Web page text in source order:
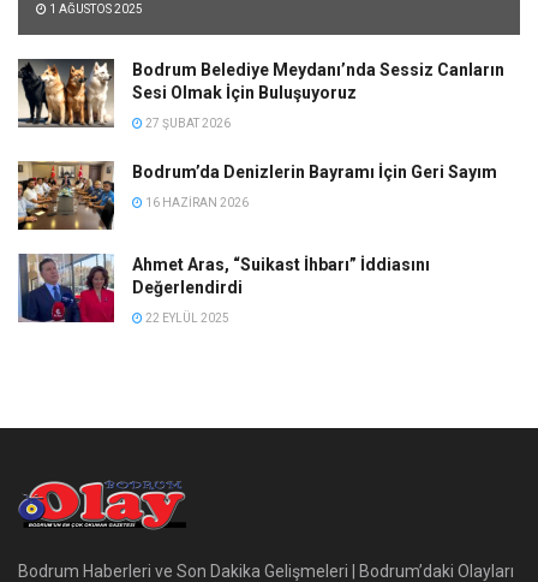
1 AĞUSTOS 2025
Bodrum Belediye Meydanı’nda Sessiz Canların
Sesi Olmak İçin Buluşuyoruz
27 ŞUBAT 2026
Bodrum’da Denizlerin Bayramı İçin Geri Sayım
16 HAZIRAN 2026
Ahmet Aras, “Suikast İhbarı” İddiasını
Değerlendirdi
22 EYLÜL 2025
Bodrum Haberleri ve Son Dakika Gelişmeleri | Bodrum’daki Olayları